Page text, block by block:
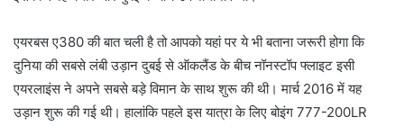
एयरबस ए380 की बात चली है तो आपको यहां पर ये भी बताना जरूरी होगा कि
दुनिया की सबसे लंबी उड़ान दुबई से ऑकलैंड के बीच नॉनस्‍टॉप फ्लाइट इसी
एयरलाइंस ने अपने सबसे बड़े विमान के साथ शुरू की थी। मार्च 2016 में यह
उड़ान शुरू की गई थी। हालांकि पहले इस यात्रा के लिए बोइंग 777-200LR